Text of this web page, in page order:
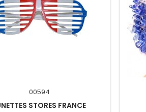
00594
STORES FRANCE